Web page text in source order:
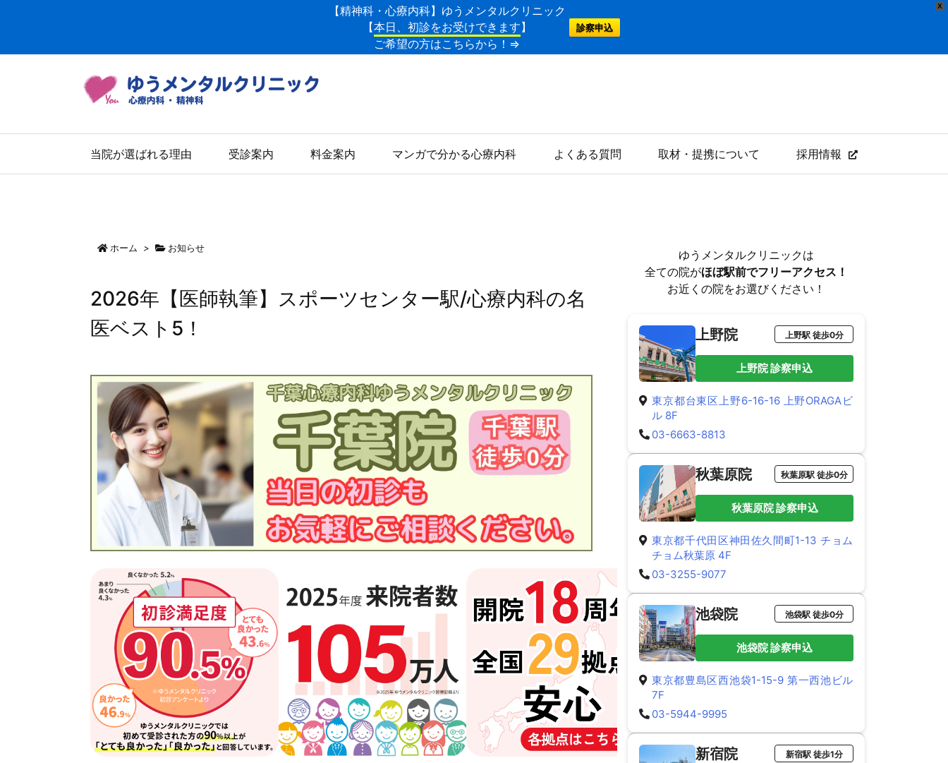
X
【精神科・心療内科】ゆうメンタルクリニック
【本日、初診をお受けできます】
ご希望の方はこちらから！⇒
診察申込
当院が選ばれる理由 受診案内 料金案内 マンガで分かる心療内科 よくある質問 取材・提携について 採用情報
ホーム > お知らせ
2026年【医師執筆】スポーツセンター駅/心療内科の名
医ベスト5！
ゆうメンタルクリニックは
全ての院がほぼ駅前でフリーアクセス！
お近くの院をお選びください！
上野院 上野駅 徒歩0分
上野院 診察申込
東京都台東区上野6-16-16 上野ORAGAビ
ル 8F
03-6663-8813
秋葉原院 秋葉原駅 徒歩0分
秋葉原院 診察申込
東京都千代田区神田佐久間町1-13 チョム
チョム秋葉原 4F
03-3255-9077
池袋院 池袋駅 徒歩0分
池袋院 診察申込
東京都豊島区西池袋1-15-9 第一西池ビル
7F
03-5944-9995
新宿院 新宿駅 徒歩1分